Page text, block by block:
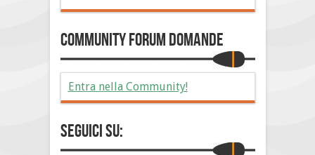
Community Forum Domande
Entra nella Community!
Seguici su: